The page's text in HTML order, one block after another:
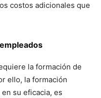
costos adicionales que
la formación de
ello, la formación
su eficacia, es